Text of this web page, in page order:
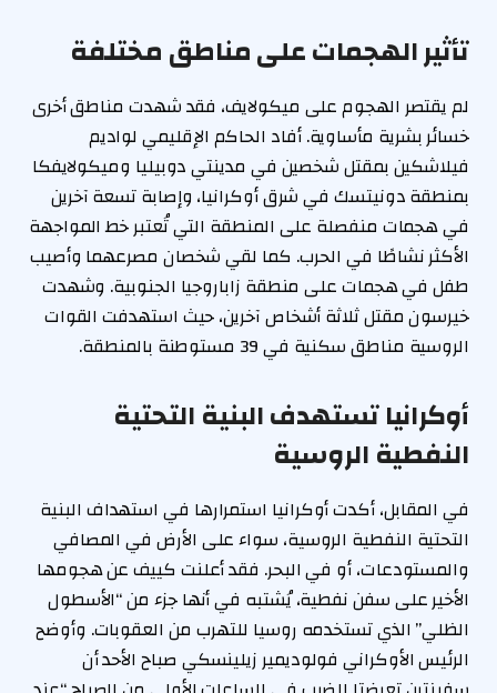
تأثير الهجمات على مناطق مختلفة
لم يقتصر الهجوم على ميكولايف، فقد شهدت مناطق أخرى
خسائر بشرية مأساوية. أفاد الحاكم الإقليمي لواديم
فيلاشكين بمقتل شخصين في مدينتي دوبيليا وميكولايفكا
بمنطقة دونيتسك في شرق أوكرانيا، وإصابة تسعة آخرين
في هجمات منفصلة على المنطقة التي تُعتبر خط المواجهة
الأكثر نشاطًا في الحرب. كما لقي شخصان مصرعهما وأصيب
طفل في هجمات على منطقة زاباروجيا الجنوبية. وشهدت
خيرسون مقتل ثلاثة أشخاص آخرين، حيث استهدفت القوات
الروسية مناطق سكنية في 39 مستوطنة بالمنطقة.
أوكرانيا تستهدف البنية التحتية
النفطية الروسية
في المقابل، أكدت أوكرانيا استمرارها في استهداف البنية
التحتية النفطية الروسية، سواء على الأرض في المصافي
والمستودعات، أو في البحر. فقد أعلنت كييف عن هجومها
الأخير على سفن نفطية، يُشتبه في أنها جزء من “الأسطول
الظلي” الذي تستخدمه روسيا للتهرب من العقوبات. وأوضح
الرئيس الأوكراني فولوديمير زيلينسكي صباح الأحد أن